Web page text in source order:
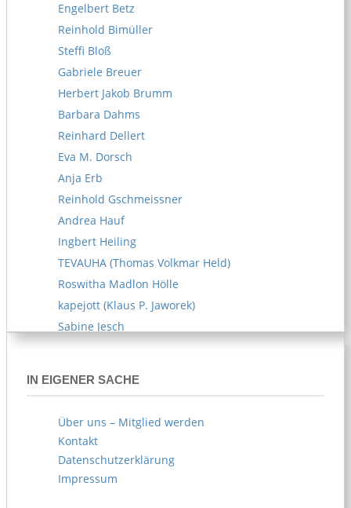
Engelbert Betz
Reinhold Bimüller
Steffi Bloß
Gabriele Breuer
Herbert Jakob Brumm
Barbara Dahms
Reinhard Dellert
Eva M. Dorsch
Anja Erb
Reinhold Gschmeissner
Andrea Hauf
Ingbert Heiling
TEVAUHA (Thomas Volkmar Held)
Roswitha Madlon Hölle
kapejott (Klaus P. Jaworek)
Sabine Jesch
AKOE (Arife Körblein)
Norbert Köster
IN EIGENER SACHE
Über uns – Mitglied werden
Kontakt
Datenschutzerklärung
Impressum